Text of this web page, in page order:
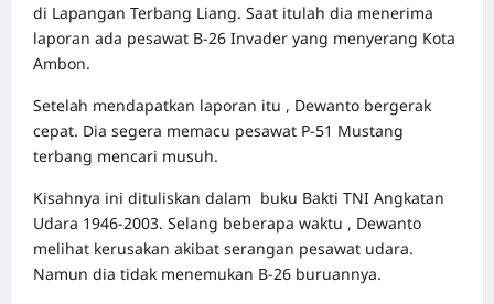
di Lapangan Terbang Liang. Saat itulah dia menerima
laporan ada pesawat B-26 Invader yang menyerang Kota
Ambon.
Setelah mendapatkan laporan itu , Dewanto bergerak
cepat. Dia segera memacu pesawat P-51 Mustang
terbang mencari musuh.
Kisahnya ini dituliskan dalam buku Bakti TNI Angkatan
Udara 1946-2003. Selang beberapa waktu , Dewanto
melihat kerusakan akibat serangan pesawat udara.
Namun dia tidak menemukan B-26 buruannya.